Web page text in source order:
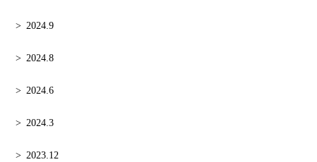
2024.9
2024.8
2024.6
2024.3
2023.12